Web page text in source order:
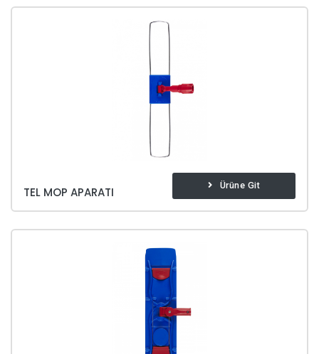
TEL MOP APARATI Ürüne Git